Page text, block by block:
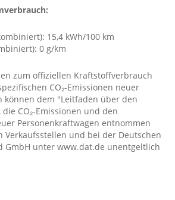
15,4 kWh/100 km
0 g/km
zum offiziellen Kraftstoffverbrauch
CO₂-Emissionen neuer
können dem "Leitfaden über den
CO₂-Emissionen und den
Personenkraftwagen entnommen
Verkaufsstellen und bei der Deutschen
GmbH unter www.dat.de unentgeltlich